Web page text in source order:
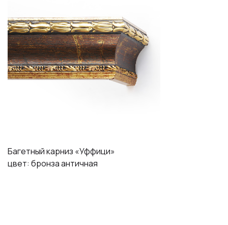
Багетный карниз «Уффици»
цвет: бронза античная